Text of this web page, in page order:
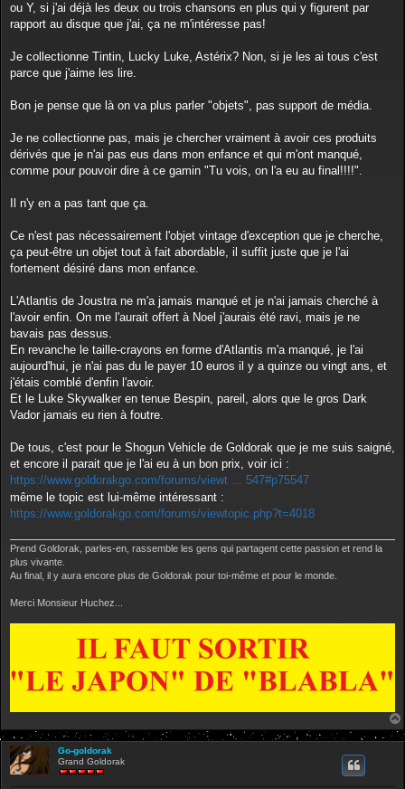
ou Y, si j'ai déjà les deux ou trois chansons en plus qui y figurent par
rapport au disque que j'ai, ça ne m'intéresse pas!
Je collectionne Tintin, Lucky Luke, Astérix? Non, si je les ai tous c'est
parce que j'aime les lire.
Bon je pense que là on va plus parler "objets", pas support de média.
Je ne collectionne pas, mais je chercher vraiment à avoir ces produits
dérivés que je n'ai pas eus dans mon enfance et qui m'ont manqué,
comme pour pouvoir dire à ce gamin "Tu vois, on l'a eu au final!!!!".
Il n'y en a pas tant que ça.
Ce n'est pas nécessairement l'objet vintage d'exception que je cherche,
ça peut-être un objet tout à fait abordable, il suffit juste que je l'ai
fortement désiré dans mon enfance.
L'Atlantis de Joustra ne m'a jamais manqué et je n'ai jamais cherché à
l'avoir enfin. On me l'aurait offert à Noel j'aurais été ravi, mais je ne
bavais pas dessus.
En revanche le taille-crayons en forme d'Atlantis m'a manqué, je l'ai
aujourd'hui, je n'ai pas du le payer 10 euros il y a quinze ou vingt ans, et
j'étais comblé d'enfin l'avoir.
Et le Luke Skywalker en tenue Bespin, pareil, alors que le gros Dark
Vador jamais eu rien à foutre.
De tous, c'est pour le Shogun Vehicle de Goldorak que je me suis saigné,
et encore il parait que je l'ai eu à un bon prix, voir ici :
https://www.goldorakgo.com/forums/viewt ... 547#p75547
même le topic est lui-même intéressant :
https://www.goldorakgo.com/forums/viewtopic.php?t=4018
Prend Goldorak, parles-en, rassemble les gens qui partagent cette passion et rend la
plus vivante.
Au final, il y aura encore plus de Goldorak pour toi-même et pour le monde.
Merci Monsieur Huchez...
Go-goldorak
Grand Goldorak